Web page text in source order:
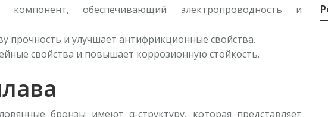
обеспечивающий электропроводность и
прочность и улучшает антифрикционные свойства.
свойства и повышает коррозионную стойкость.
бронзы имеют α-структуру, которая представляет